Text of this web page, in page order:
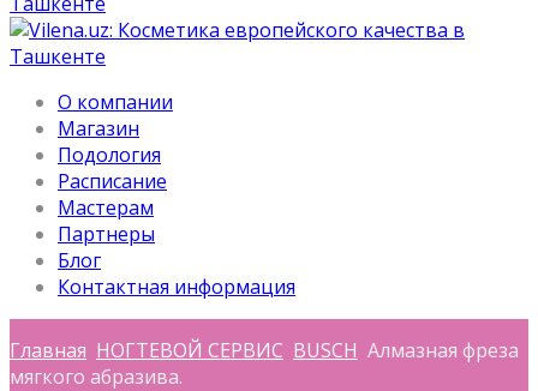
О компании
Магазин
Подология
Расписание
Мастерам
Партнеры
Блог
Контактная информация
Главная НОГТЕВОЙ СЕРВИС BUSCH Алмазная фреза
мягкого абразива.